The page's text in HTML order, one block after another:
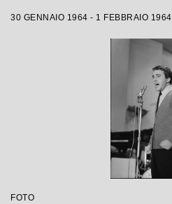
30 GENNAIO 1964 - 1 FEBBRAIO 1964
FOTO